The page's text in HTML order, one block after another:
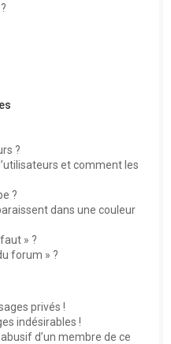
?
et comment les
?
dans une couleur
» ?
forum » ?
privés !
indésirables !
d’un membre de ce